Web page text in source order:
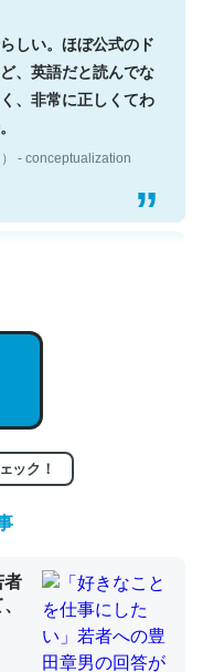
しい。ほぼ公式のド
、英語だと読んでな
、非常に正しくてわ
entry/2023/03/27
- conceptualization
」は回収されないけ
化すればするほど分
- conceptualization
ック！
者